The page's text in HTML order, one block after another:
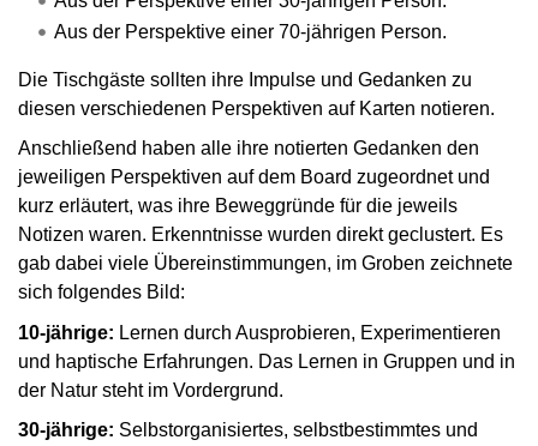
Aus der Perspektive einer 70-jährigen Person.
Die Tischgäste sollten ihre Impulse und Gedanken zu
diesen verschiedenen Perspektiven auf Karten notieren.
Anschließend haben alle ihre notierten Gedanken den
jeweiligen Perspektiven auf dem Board zugeordnet und
kurz erläutert, was ihre Beweggründe für die jeweils
Notizen waren. Erkenntnisse wurden direkt geclustert. Es
gab dabei viele Übereinstimmungen, im Groben zeichnete
sich folgendes Bild:
10-jährige: Lernen durch Ausprobieren, Experimentieren
und haptische Erfahrungen. Das Lernen in Gruppen und in
der Natur steht im Vordergrund.
30-jährige: Selbstorganisiertes, selbstbestimmtes und